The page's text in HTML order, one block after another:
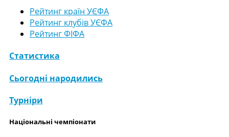
Рейтинг країн УЄФА
Рейтинг клубів УЄФА
Рейтинг ФІФА
Статистика
Сьогодні народились
Турніри
Національні чемпіонати